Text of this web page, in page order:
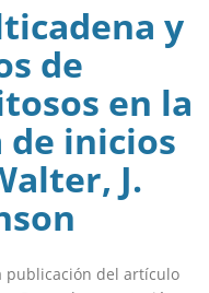
y
de
en la
inicios
J.
publicación del artículo